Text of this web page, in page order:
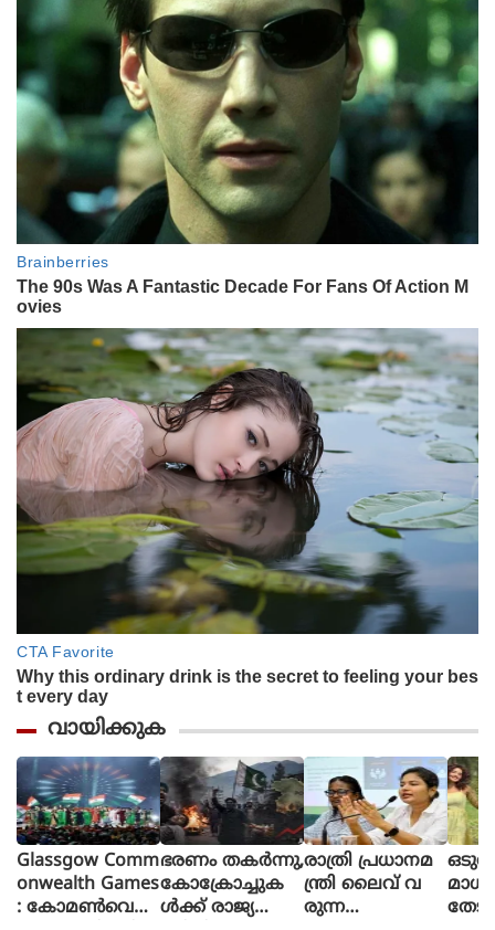
വായിക്കുക
Glassgow Comm
onwealth Games
: കോമൺവെൽ
ഭരണം തകര്‍ന്നു,
കോക്രോച്ചുക
ള്‍ക്ക് രാജ്യത്തെ
രാത്രി പ്രധാനമ
ന്ത്രി ലൈവ് വ
രുന്ന